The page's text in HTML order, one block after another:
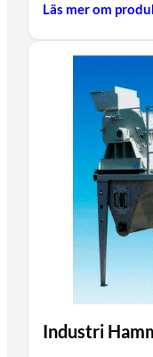
Läs mer om
Industri